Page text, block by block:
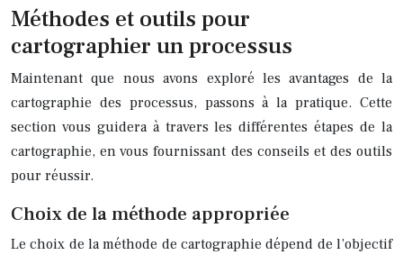
Méthodes et outils pour
cartographier un processus
Maintenant que nous avons exploré les avantages de la
cartographie des processus, passons à la pratique. Cette
section vous guidera à travers les différentes étapes de la
cartographie, en vous fournissant des conseils et des outils
pour réussir.
Choix de la méthode appropriée
Le choix de la méthode de cartographie dépend de l’objectif